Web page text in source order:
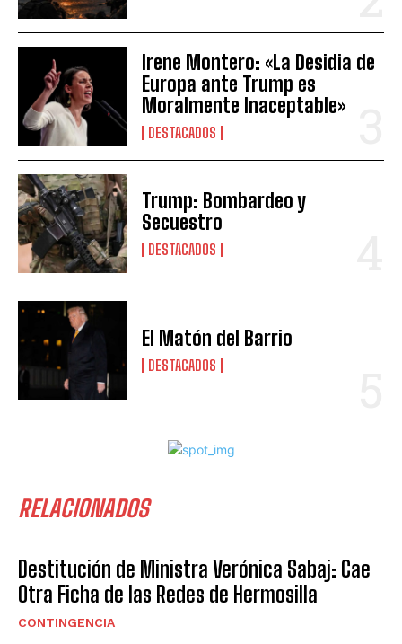
Irene Montero: «La Desidia de
Europa ante Trump es
Moralmente Inaceptable»
DESTACADOS
Trump: Bombardeo y
Secuestro
DESTACADOS
El Matón del Barrio
DESTACADOS
RELACIONADOS
Destitución de Ministra Verónica Sabaj: Cae
Otra Ficha de las Redes de Hermosilla
CONTINGENCIA